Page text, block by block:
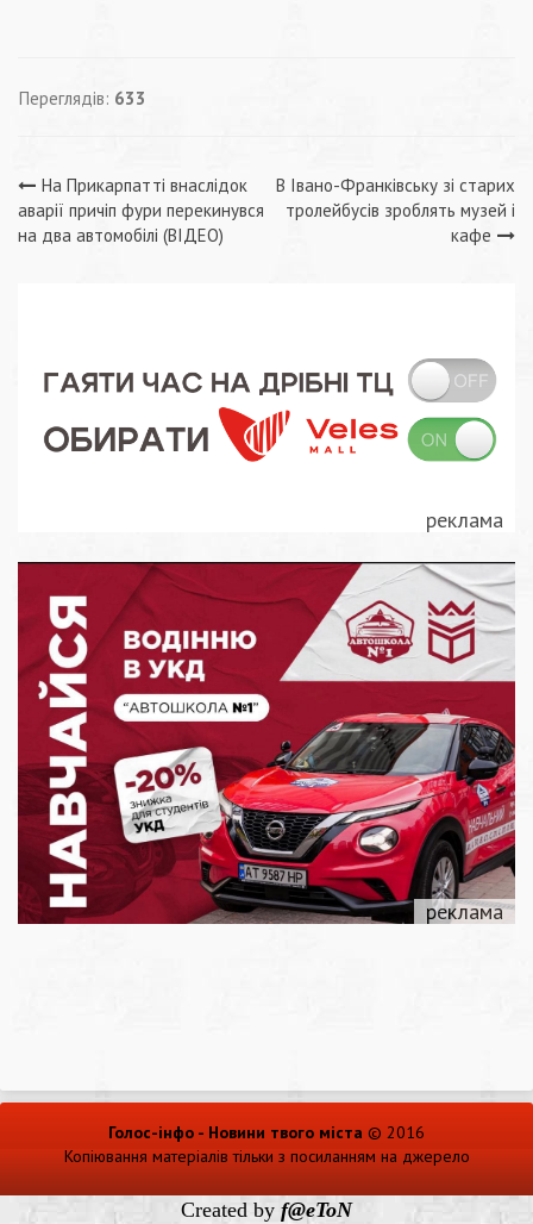
Переглядів: 633
Навігація
записів
На Прикарпатті внаслідок
аварії причіп фури перекинувся
на два автомобілі (ВІДЕО)
В Івано-Франківську зі старих
тролейбусів зроблять музей і
кафе
Голос-інфо - Новини твого міста © 2016
Копіювання матеріалів тільки з посиланням на джерело
Created by f@eToN